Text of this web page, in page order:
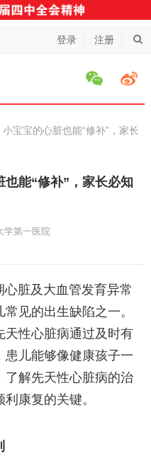
登录 注册
宝宝的心脏也能“修补”，家长
能“修补”，家长必知
学第一医院
脏及大血管发育异常
见的出生缺陷之一。
天性心脏病通过及时有
儿能够像健康孩子一
了解先天性心脏病的治
康复的关键。